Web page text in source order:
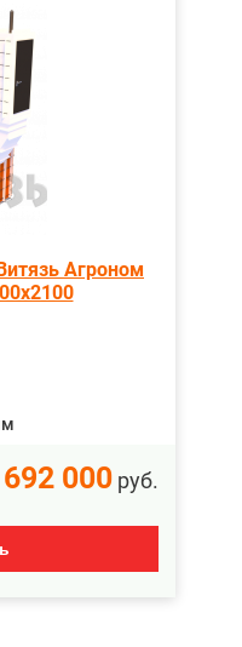
Агроном
692 000 руб.